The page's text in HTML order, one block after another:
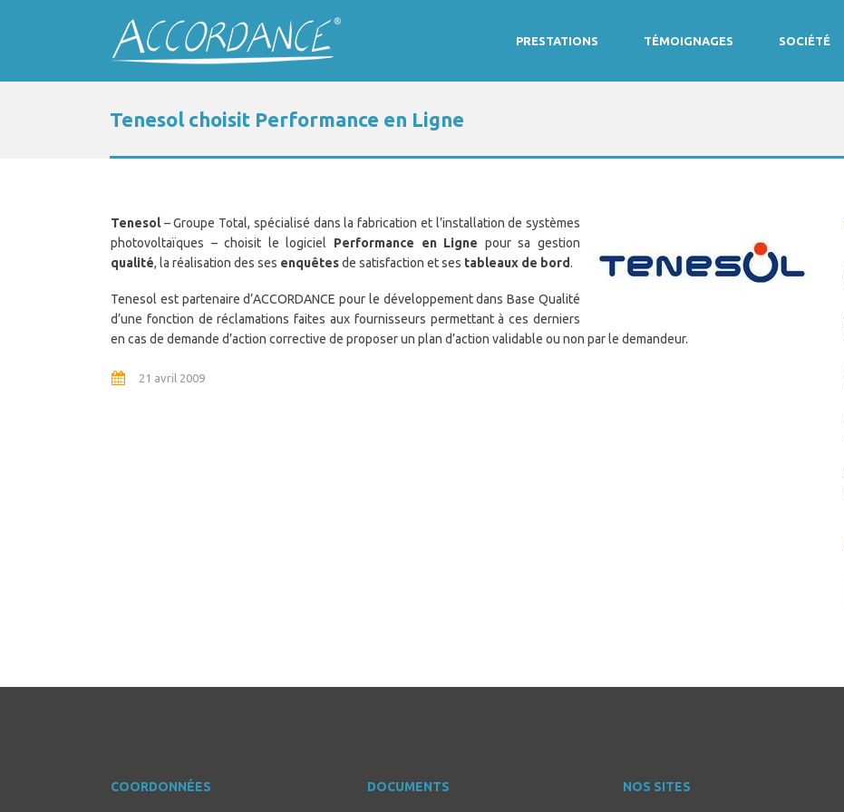
PRESTATIONS TÉMOIGNAGES SOCIÉTÉ
Tenesol choisit Performance en Ligne
Tenesol– Groupe Total, spécialisé dans la fabrication et l’installation de systèmes
photovoltaïques – choisit le logiciel Performance en Ligne pour sa gestion
qualité, la réalisation des ses enquêtesde satisfaction et ses tableaux de bord.
Tenesol est partenaire d’ACCORDANCE pour le développement dans Base Qualité
d’une fonction de réclamations faites aux fournisseurs permettant à ces derniers
en cas de demande d’action corrective de proposer un plan d’action validable ou non par le demandeur.
21 avril 2009
COORDONNÉES DOCUMENTS NOS SITES